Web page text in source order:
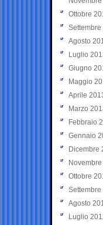
Ottobre
Settembre
Agosto
Luglio
Giugno
Maggio
Aprile
Marzo
Febbraio
Gennaio
Dicembre
Ottobre
Settembre
Agosto
Luglio